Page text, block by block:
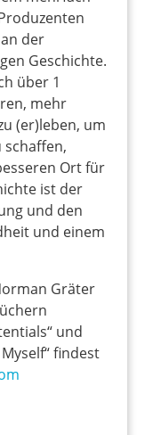
der
Geschichte.
über 1
mehr
(er)leben, um
schaffen,
Ort für
ist der
und den
und einem
Gräter
und
findest